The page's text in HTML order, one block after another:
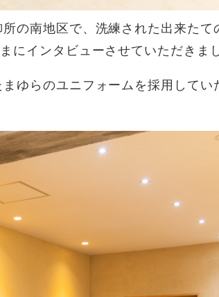
の南地区で、洗練された出来たて
にインタビューさせていただきまし
ゆらのユニフォームを採用してい